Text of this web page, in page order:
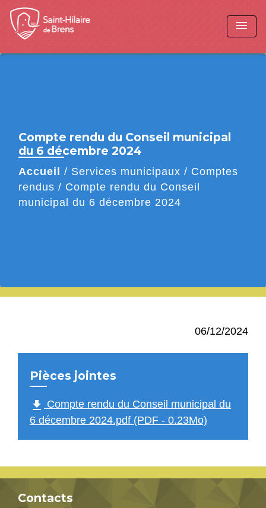
menu
Compte rendu du Conseil municipal
du 6 décembre 2024
Accueil / Services municipaux / Comptes
rendus / Compte rendu du Conseil
municipal du 6 décembre 2024
06/12/2024
Pièces jointes
file_download Compte rendu du Conseil municipal du
6 décembre 2024.pdf (PDF - 0.23Mo)
Contacts